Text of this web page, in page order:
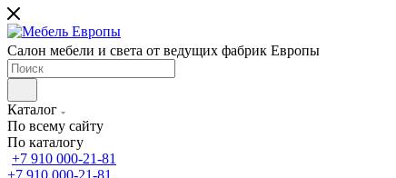
Салон мебели и света от ведущих фабрик Европы
Каталог
По всему сайту
По каталогу
+7 910 000-21-81
+7 910 000-21-81